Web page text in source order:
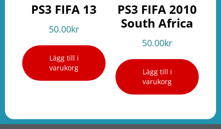
PS3 FIFA 13
50.00kr
Lägg till i
varukorg
PS3 FIFA 2010
South Africa
50.00kr
Lägg till i
varukorg